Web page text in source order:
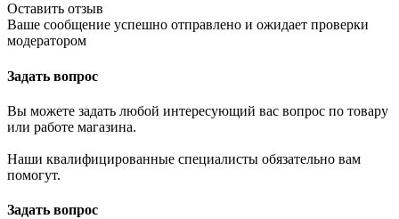
Оставить отзыв
Ваше сообщение успешно отправлено и ожидает проверки
модератором
Задать вопрос
Вы можете задать любой интересующий вас вопрос по товару
или работе магазина.
Наши квалифицированные специалисты обязательно вам
помогут.
Задать вопрос